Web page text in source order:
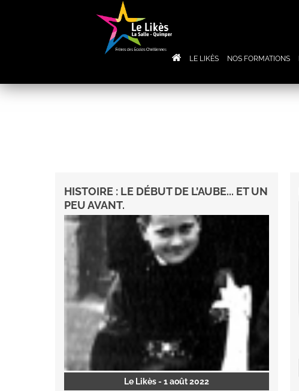
LE LIKÈS NOS FORMATIONS
HISTOIRE : LE DÉBUT DE L’AUBE... ET UN
PEU AVANT.
Le Likès- 1 août 2022